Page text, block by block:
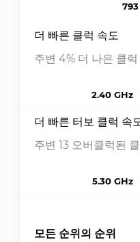
793
더 빠른 클럭 속도
주변 4% 더 나은 클럭
2.40 GHz
더 빠른 터보 클럭 속
주변 13 오버클럭된
5.30 GHz
모든 순위의 순위